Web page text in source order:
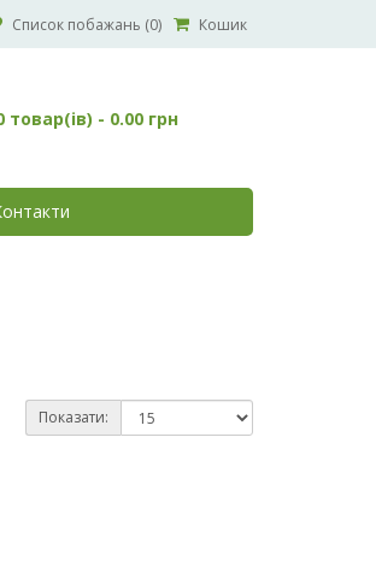
Список побажань (0) Кошик
товар(ів) - 0.00 грн
Показати: